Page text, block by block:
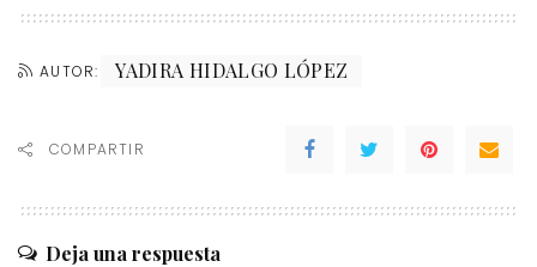
AUTOR: YADIRA HIDALGO LÓPEZ
COMPARTIR
Deja una respuesta